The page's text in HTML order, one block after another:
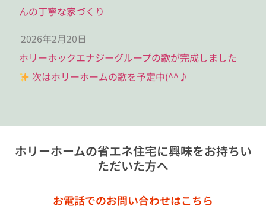
んの丁寧な家づくり
2026年2月20日
ホリーホックエナジーグループの歌が完成しました
次はホリーホームの歌を予定中(^^♪
ホリーホームの省エネ住宅に興味をお持ちい
ただいた方へ
お電話でのお問い合わせはこちら